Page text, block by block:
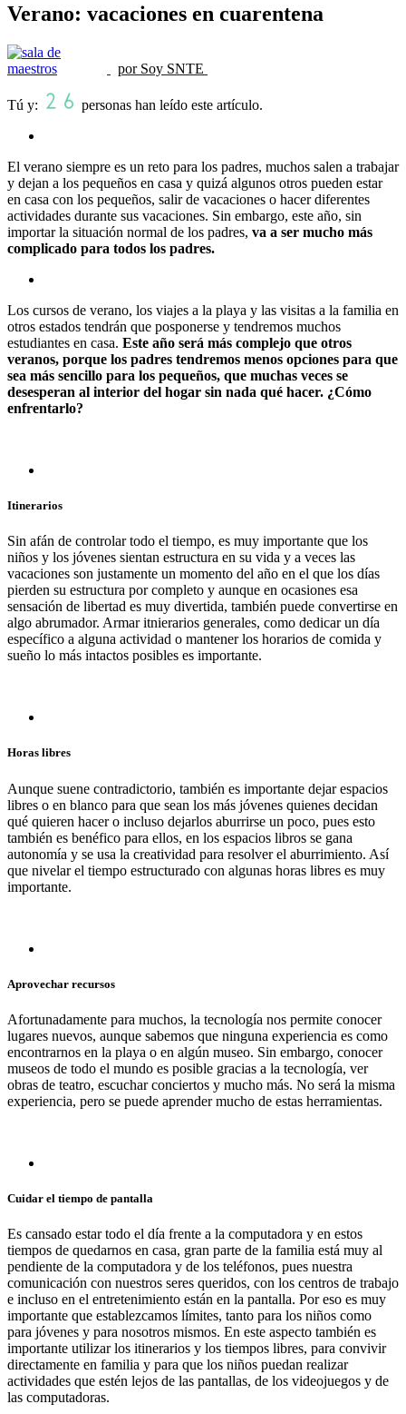
Verano: vacaciones en cuarentena
por Soy SNTE
Tú y: personas han leído este artículo.
El verano siempre es un reto para los padres, muchos salen a trabajar
y dejan a los pequeños en casa y quizá algunos otros pueden estar
en casa con los pequeños, salir de vacaciones o hacer diferentes
actividades durante sus vacaciones. Sin embargo, este año, sin
importar la situación normal de los padres, va a ser mucho más
complicado para todos los padres.
Los cursos de verano, los viajes a la playa y las visitas a la familia en
otros estados tendrán que posponerse y tendremos muchos
estudiantes en casa. Este año será más complejo que otros
veranos, porque los padres tendremos menos opciones para que
sea más sencillo para los pequeños, que muchas veces se
desesperan al interior del hogar sin nada qué hacer. ¿Cómo
enfrentarlo?
Itinerarios
Sin afán de controlar todo el tiempo, es muy importante que los
niños y los jóvenes sientan estructura en su vida y a veces las
vacaciones son justamente un momento del año en el que los días
pierden su estructura por completo y aunque en ocasiones esa
sensación de libertad es muy divertida, también puede convertirse en
algo abrumador. Armar itnierarios generales, como dedicar un día
específico a alguna actividad o mantener los horarios de comida y
sueño lo más intactos posibles es importante.
Horas libres
Aunque suene contradictorio, también es importante dejar espacios
libres o en blanco para que sean los más jóvenes quienes decidan
qué quieren hacer o incluso dejarlos aburrirse un poco, pues esto
también es benéfico para ellos, en los espacios libros se gana
autonomía y se usa la creatividad para resolver el aburrimiento. Así
que nivelar el tiempo estructurado con algunas horas libres es muy
importante.
Aprovechar recursos
Afortunadamente para muchos, la tecnología nos permite conocer
lugares nuevos, aunque sabemos que ninguna experiencia es como
encontrarnos en la playa o en algún museo. Sin embargo, conocer
museos de todo el mundo es posible gracias a la tecnología, ver
obras de teatro, escuchar conciertos y mucho más. No será la misma
experiencia, pero se puede aprender mucho de estas herramientas.
Cuidar el tiempo de pantalla
Es cansado estar todo el día frente a la computadora y en estos
tiempos de quedarnos en casa, gran parte de la familia está muy al
pendiente de la computadora y de los teléfonos, pues nuestra
comunicación con nuestros seres queridos, con los centros de trabajo
e incluso en el entretenimiento están en la pantalla. Por eso es muy
importante que establezcamos límites, tanto para los niños como
para jóvenes y para nosotros mismos. En este aspecto también es
importante utilizar los itinerarios y los tiempos libres, para convivir
directamente en familia y para que los niños puedan realizar
actividades que estén lejos de las pantallas, de los videojuegos y de
las computadoras.